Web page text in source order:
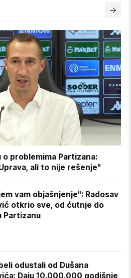
problemima Partizana:
ali to nije rešenje"
vam objašnjenje": Radosav
otkrio sve, od ćutnje do
Partizanu
odustali od Dušana
Daju 10.000.000 godišnje